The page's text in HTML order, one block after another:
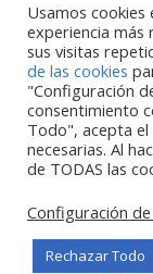
Financiado por la
embargo, los
opiniones
no reflejan
la Unión Europea
la Comisión
consideradas
Usamos
experiencia más
sus visitas
de las cookies
"Configuración
consentimiento
Todo", acepta el
necesarias. Al
de TODAS las
Configuración
Rechazar Todo